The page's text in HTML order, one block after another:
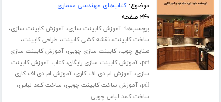
موضوع:کتاب‌های مهندسی معماری
۲۴۰ صفحه
برچسب‌ها:آموزش کابینت سازی،آموزش کابینت سازی،
ساخت کابینت،نقشه کشی کابینت، طراحی کابینت،
صنایع چوب،کابینت سازی چوبی،آموزش کابینت سازی
pdf،آموزش کابینت سازی رایگان،کتاب آموزش کابینت
سازی،آموزش ام دی اف کاری،آموزش ام دی اف کاری
pdf،آموزش ساخت کابینت چوبی، ساخت کمد لباس،
ساخت کمد لباس چوبی